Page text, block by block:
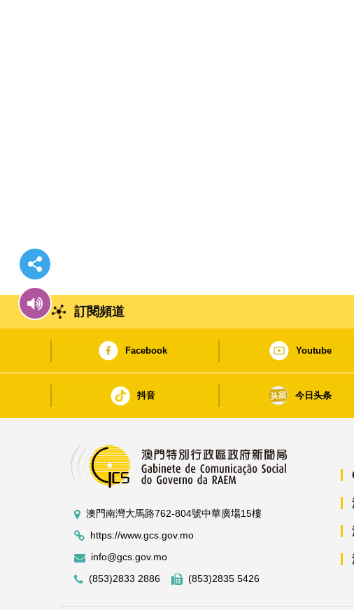
訂閱頻道
Facebook Youtube
抖音 今日头条
澳門南灣大馬路762-804號中華廣場15樓
https://www.gcs.gov.mo
info@gcs.gov.mo
(853)2833 2886
(853)2835 5426